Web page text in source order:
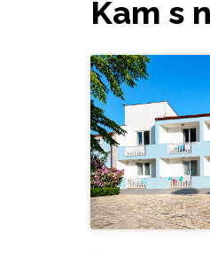
Kam s